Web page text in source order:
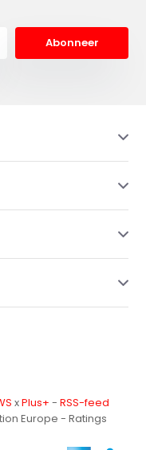
Abonneer
xPlus+ - RSS-feed
Europe - Ratings